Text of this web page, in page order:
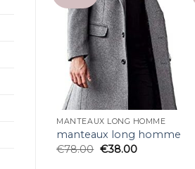
MANTEAUX LONG HOMME
manteaux long homme
€78.00 €38.00